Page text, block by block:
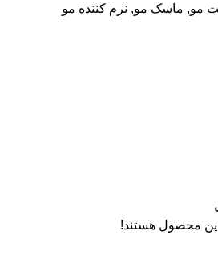
مو, ماسک مو, نرم کننده مو
محصول هستند!